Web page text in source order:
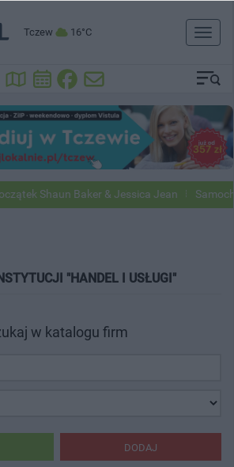
Tczew 16°C
Toggle
Shaun Baker & Jessica Jean
"HANDEL I USŁUGI"
w katalogu firm
DODAJ